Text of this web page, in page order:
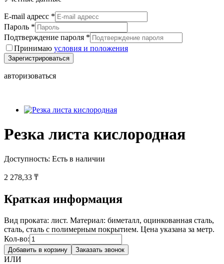
E-mail адресс *
Пароль *
Подтверждение пароля *
Принимаю условия и положения
Зарегистрироваться
авторизоваться
Резка листа кислородная
Доступность: Есть в наличии
2 278,33 ₸
Краткая информация
Вид проката: лист. Материал: биметалл, оцинкованная сталь,
сталь, сталь с полимерным покрытием. Цена указана за метр.
Кол-во:
Добавить в корзину Заказать звонок
ИЛИ